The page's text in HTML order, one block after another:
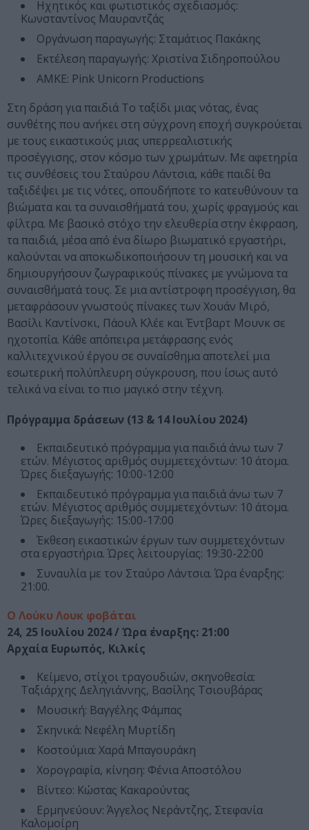
Ηχητικός και φωτιστικός σχεδιασμός:
Κωνσταντίνος Μαυραντζάς
Οργάνωση παραγωγής: Σταμάτιος Πακάκης
Εκτέλεση παραγωγής: Χριστίνα Σιδηροπούλου
ΑΜΚΕ: Pink Unicorn Productions
Στη δράση για παιδιά Το ταξίδι μιας νότας, ένας
συνθέτης που ανήκει στη σύγχρονη εποχή συγκρούεται
με τους εικαστικούς μιας υπερρεαλιστικής
προσέγγισης, στον κόσμο των χρωμάτων. Με αφετηρία
τις συνθέσεις του Σταύρου Λάντσια, κάθε παιδί θα
ταξιδέψει με τις νότες, οπουδήποτε το κατευθύνουν τα
βιώματα και τα συναισθήματά του, χωρίς φραγμούς και
φίλτρα. Με βασικό στόχο την ελευθερία στην έκφραση,
τα παιδιά, μέσα από ένα δίωρο βιωματικό εργαστήρι,
καλούνται να αποκωδικοποιήσουν τη μουσική και να
δημιουργήσουν ζωγραφικούς πίνακες με γνώμονα τα
συναισθήματά τους. Σε μια αντίστροφη προσέγγιση, θα
μεταφράσουν γνωστούς πίνακες των Χουάν Μιρό,
Βασίλι Καντίνσκι, Πάουλ Κλέε και Έντβαρτ Μουνκ σε
ηχοτοπία. Κάθε απόπειρα μετάφρασης ενός
καλλιτεχνικού έργου σε συναίσθημα αποτελεί μια
εσωτερική πολύπλευρη σύγκρουση, που ίσως αυτό
τελικά να είναι το πιο μαγικό στην τέχνη.
Πρόγραμμα δράσεων (13 & 14 Ιουλίου 2024)
Εκπαιδευτικό πρόγραμμα για παιδιά άνω των 7
ετών. Μέγιστος αριθμός συμμετεχόντων: 10 άτομα.
Ώρες διεξαγωγής: 10:00-12:00
Εκπαιδευτικό πρόγραμμα για παιδιά άνω των 7
ετών. Μέγιστος αριθμός συμμετεχόντων: 10 άτομα.
Ώρες διεξαγωγής: 15:00-17:00
Έκθεση εικαστικών έργων των συμμετεχόντων
στα εργαστήρια. Ώρες λειτουργίας: 19:30-22:00
Συναυλία με τον Σταύρο Λάντσια. Ώρα έναρξης:
21:00.
Ο Λούκυ Λουκ φοβάται
24, 25 Ιουλίου 2024 / Ώρα έναρξης: 21:00
Αρχαία Ευρωπός, Κιλκίς
Κείμενο, στίχοι τραγουδιών, σκηνοθεσία:
Ταξιάρχης Δεληγιάννης, Βασίλης Τσιουβάρας
Μουσική: Βαγγέλης Φάμπας
Σκηνικά: Νεφέλη Μυρτίδη
Κοστούμια: Χαρά Μπαγουράκη
Χορογραφία, κίνηση: Φένια Αποστόλου
Βίντεο: Κώστας Κακαρούντας
Ερμηνεύουν: Άγγελος Νεράντζης, Στεφανία
Καλομοίρη